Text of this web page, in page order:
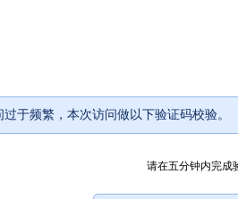
过于频繁，本次访问做以下验证码校验。（
请在五分钟内完成